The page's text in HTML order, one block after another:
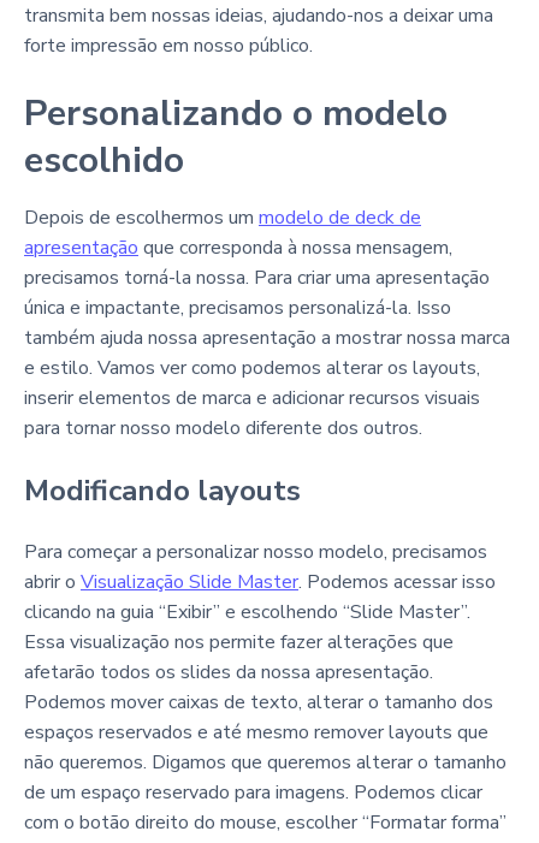
transmita bem nossas ideias, ajudando-nos a deixar uma
forte impressão em nosso público.
Personalizando o modelo
escolhido
Depois de escolhermos um modelo de deck de
apresentação que corresponda à nossa mensagem,
precisamos torná-la nossa. Para criar uma apresentação
única e impactante, precisamos personalizá-la. Isso
também ajuda nossa apresentação a mostrar nossa marca
e estilo. Vamos ver como podemos alterar os layouts,
inserir elementos de marca e adicionar recursos visuais
para tornar nosso modelo diferente dos outros.
Modificando layouts
Para começar a personalizar nosso modelo, precisamos
abrir o Visualização Slide Master. Podemos acessar isso
clicando na guia “Exibir” e escolhendo “Slide Master”.
Essa visualização nos permite fazer alterações que
afetarão todos os slides da nossa apresentação.
Podemos mover caixas de texto, alterar o tamanho dos
espaços reservados e até mesmo remover layouts que
não queremos. Digamos que queremos alterar o tamanho
de um espaço reservado para imagens. Podemos clicar
com o botão direito do mouse, escolher “Formatar forma”